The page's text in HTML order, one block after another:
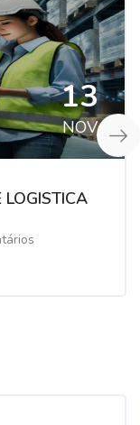
13
NOV
LOGISTICA